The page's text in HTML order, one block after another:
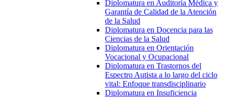
Diplomatura en Auditoría Médica y
Garantía de Calidad de la Atención
de la Salud
Diplomatura en Docencia para las
Ciencias de la Salud
Diplomatura en Orientación
Vocacional y Ocupacional
Diplomatura en Trastornos del
Espectro Autista a lo largo del ciclo
vital: Enfoque transdisciplinario
Diplomatura en Insuficiencia